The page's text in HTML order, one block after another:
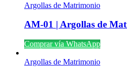
Argollas de Matrimonio
AM-01 | Argollas de
Comprar vía WhatsApp
Argollas de Matrimonio